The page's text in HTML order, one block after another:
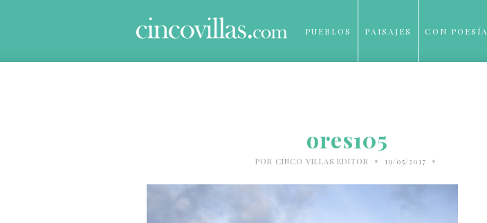
PUEBLOS PAISAJES CON POESÍA
ores105
POR CINCO VILLAS EDITOR • 19/05/2017 •